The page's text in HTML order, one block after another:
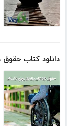
دانلود کتاب حقوق